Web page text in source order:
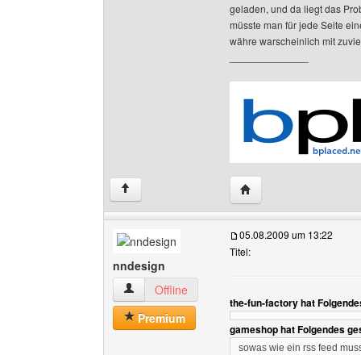
geladen, und da liegt das
müsste man für jede Seite
währe warscheinlich mit
↑ Website dieses
nndesign
nndesign Benutzer-Profile anzeigen
Offline
Premium
05.08.2009 um 13:22
Titel:
the-fun-factory hat
gameshop hat Folgendes
sowas wie ein rss feed